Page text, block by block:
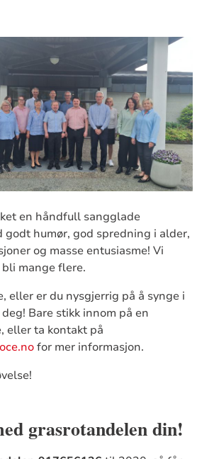
en håndfull sangglade
godt humør, god spredning i alder,
og masse entusiasme! Vi
mange flere.
eller er du nysgjerrig på å synge i
Bare stikk innom på en
eller ta kontakt på
for mer informasjon.
grasrotandelen din!